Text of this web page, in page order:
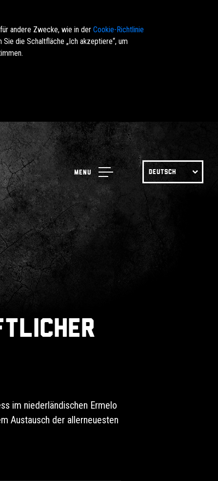
andere Zwecke, wie in der Cookie-Richtlinie
die Schaltfläche „Ich akzeptiere“, um
DEUTSCH
Menu
im niederländischen Ermelo
Austausch der allerneuesten